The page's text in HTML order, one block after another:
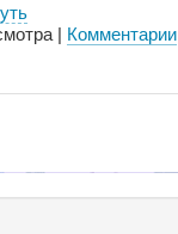
| Комментарии